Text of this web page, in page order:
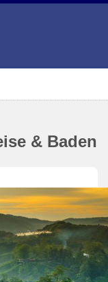
& Baden